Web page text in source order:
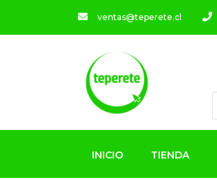
ventas@teperete.cl
INICIO TIENDA